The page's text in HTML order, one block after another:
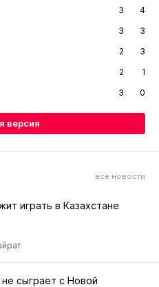
3
4
3
3
2
3
2
1
3 0
версия
все новости
играть в Казахстане
сыграет с Новой